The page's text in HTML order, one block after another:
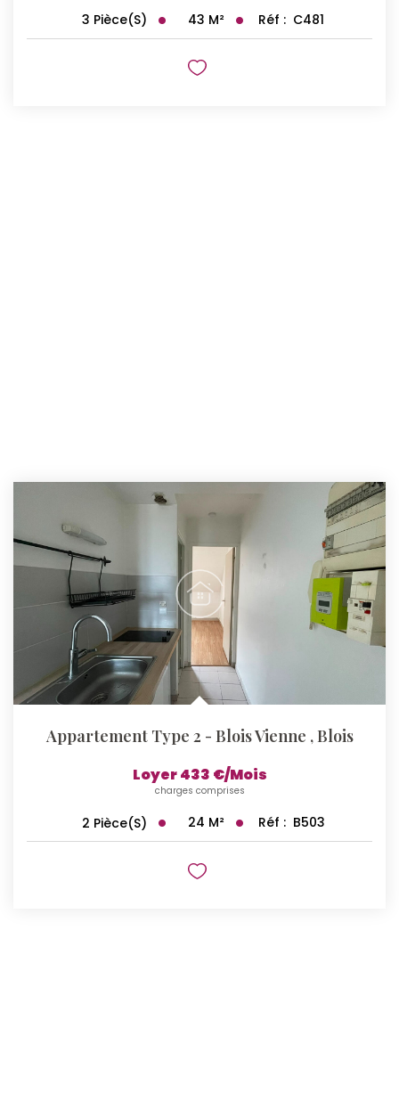
3 Pièce(s) 43 M² Réf : C481
Appartement Type 2 - Blois Vienne ,Blois
Loyer 433 €/mois
charges comprises
2 Pièce(s) 24 M² Réf : B503